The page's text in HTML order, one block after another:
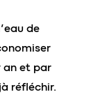
de
an et par
réfléchir.